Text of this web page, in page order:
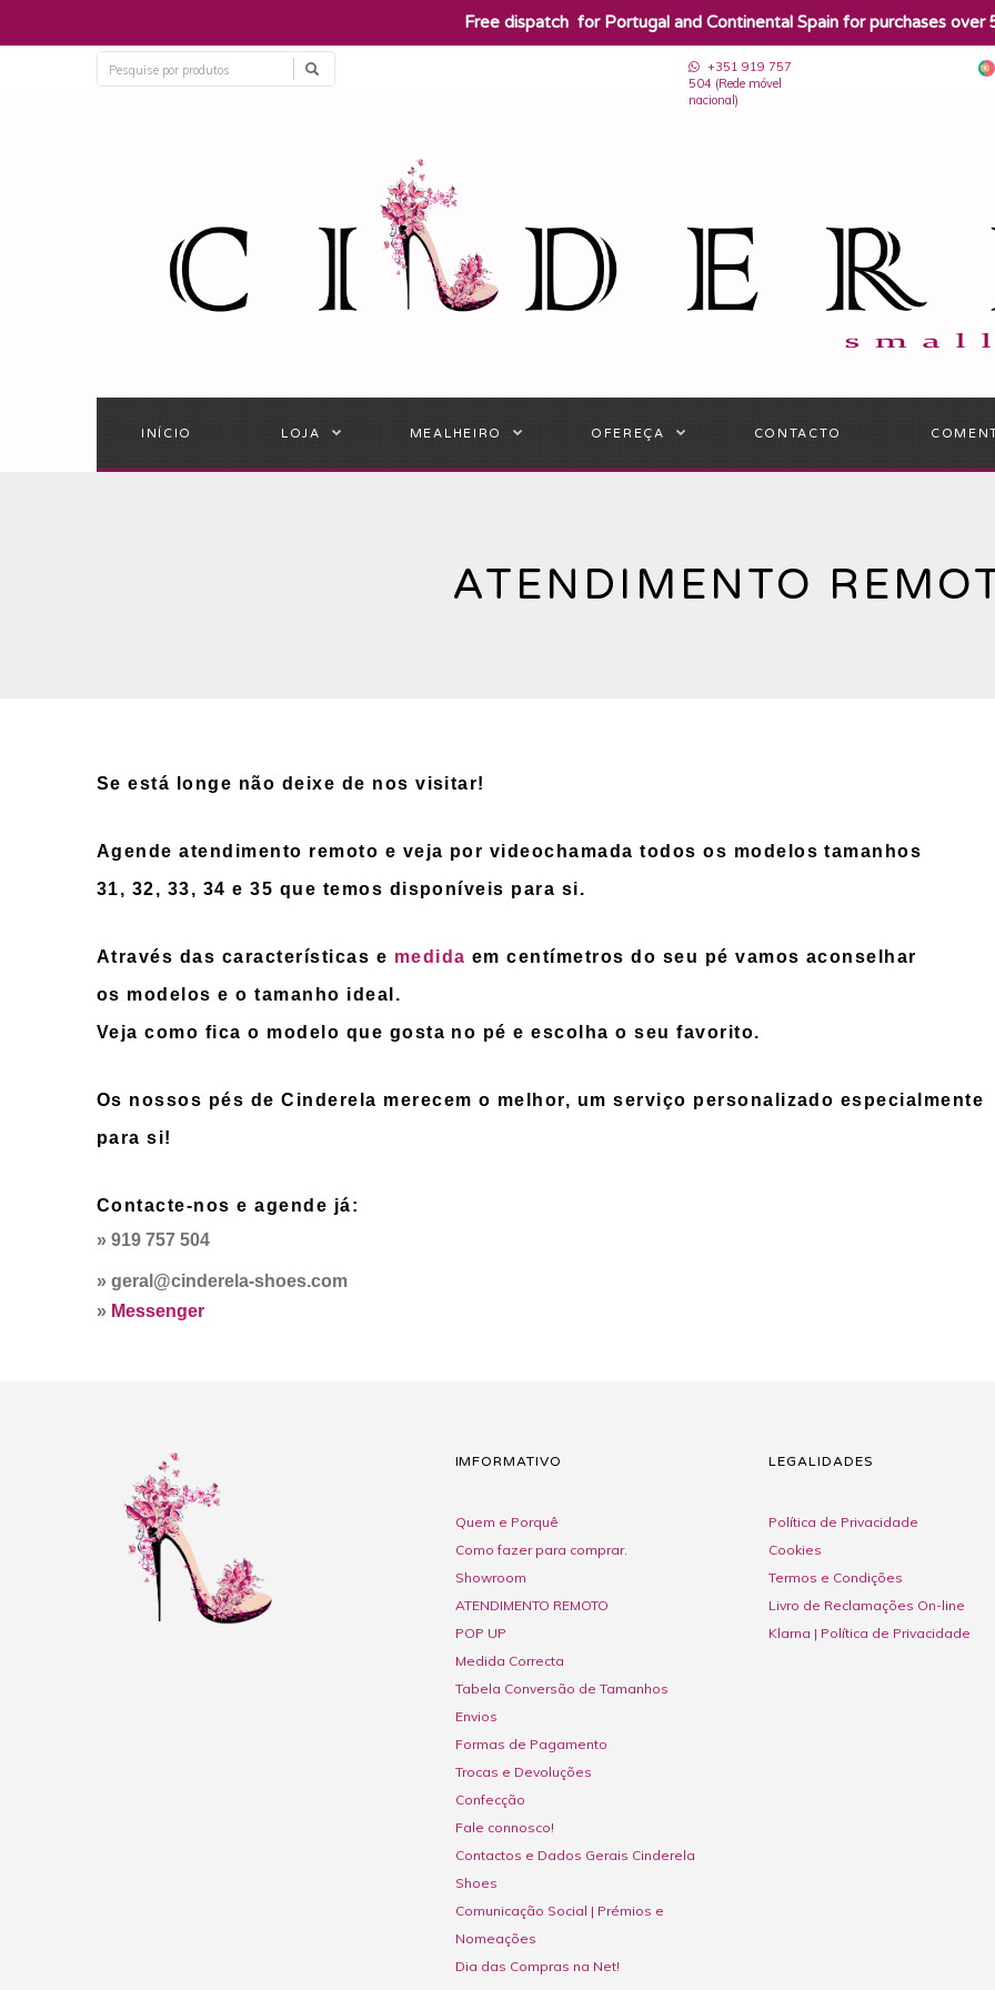
​Free dispatch for Portugal and Continental Spain for purchases over
+351 919 757
504 (Rede móvel
nacional)
INÍCIO LOJA MEALHEIRO OFEREÇA CONTACTO
ATENDIMENTO
Se está longe não deixe de nos visitar!
Agende atendimento remoto e veja por videochamada todos os modelos tamanhos
31, 32, 33, 34 e 35 que temos disponíveis para si.
Através das características e medida em centímetros do seu pé vamos aconselhar
os modelos e o tamanho ideal.
Veja como fica o modelo que gosta no pé e escolha o seu favorito.
Os nossos pés de Cinderela merecem o melhor, um serviço personalizado especialmente
para si!
Contacte-nos e agende já:
» 919 757 504
» geral@cinderela-shoes.com
» Messenger
IMFORMATIVO
Quem e Porquê
Como fazer para comprar.
Showroom
ATENDIMENTO REMOTO
POP UP
Medida Correcta
Tabela Conversão de Tamanhos
Envios
Formas de Pagamento
Trocas e Devoluções
Confecção
Fale connosco!
Contactos e Dados Gerais Cinderela
Shoes
Comunicação Social | Prémios e
Nomeações
Dia das Compras na Net!
LEGALIDADES
Política de Privacidade
Cookies
Termos e Condições
Livro de Reclamações On-line
Klarna | Política de Privacidade